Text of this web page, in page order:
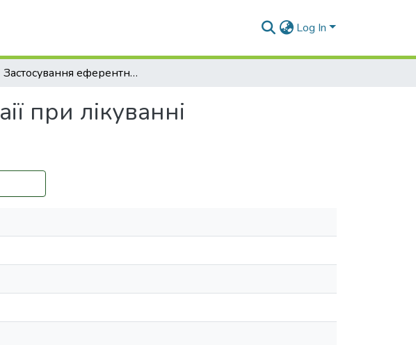
Log In
Застосування еферентних методів тераії при лікуванні полірадикулонейропатій
при лікуванні